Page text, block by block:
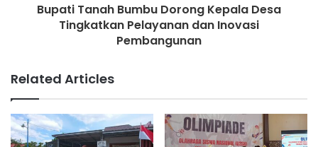
Bupati Tanah Bumbu Dorong Kepala Desa
Tingkatkan Pelayanan dan Inovasi
Pembangunan
Related Articles